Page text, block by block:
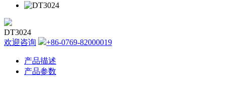
DT3024
欢迎咨询
+86-0769-82000019
产品描述
产品参数